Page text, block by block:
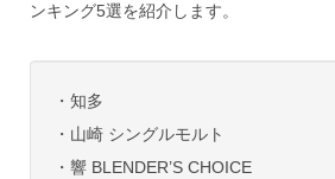
ンキング5選を紹介します。
・知多
・山崎 シングルモルト
・響 BLENDER’S CHOICE